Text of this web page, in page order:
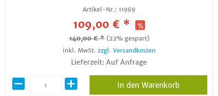
Artikel-Nr.: 11969
109,00 € *
140,00 € * (22% gespart)
inkl. MwSt. zzgl. Versandkosten
Lieferzeit: Auf Anfrage
In den Warenkorb